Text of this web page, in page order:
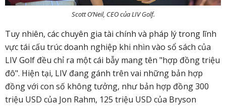
Scott O’Neil, CEO của LIV Golf.
Tuy nhiên, các chuyên gia tài chính và pháp lý trong lĩnh
vực tái cấu trúc doanh nghiệp khi nhìn vào sổ sách của
LIV Golf đều chỉ ra một cái bẫy mang tên "hợp đồng triệu
đô". Hiện tại, LIV đang gánh trên vai những bản hợp
đồng với con số không tưởng, như bản hợp đồng 300
triệu USD của Jon Rahm, 125 triệu USD của Bryson